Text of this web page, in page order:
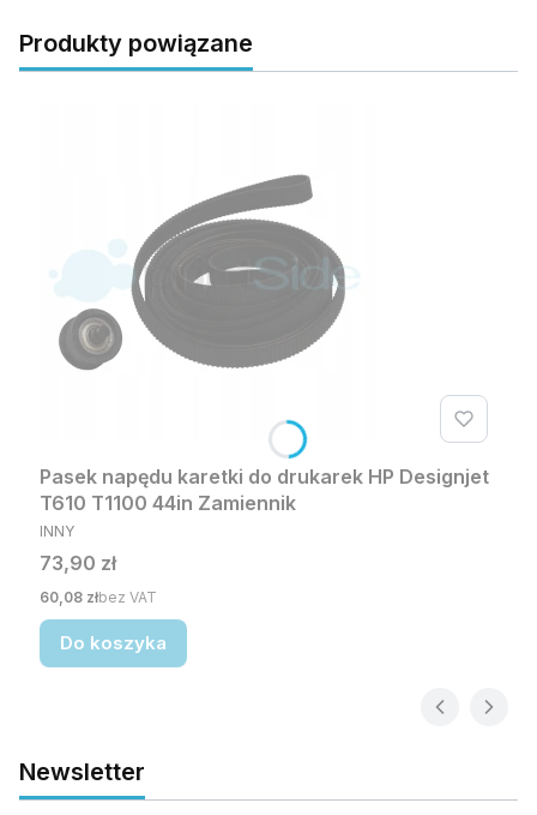
Produkty powiązane
Pasek napędu karetki do drukarek HP Designjet
T610 T1100 44in Zamiennik
PRODUCENT
INNY
Cena
73,90 zł
Cena
60,08 złbez VAT
Do koszyka
Newsletter